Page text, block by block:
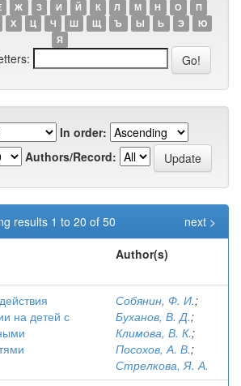
Ж З И Й К Л М Н О
П
Х Ц Ч Ш Щ Ъ Ы Ь Э
Ю
Я
In order:
Authors/Record:
results 1 to 20 of 50
next >
Author(s)
на детей с
Собянин, Ф. И.;
Буханов, В. Д.;
Климова, В. К.;
Посохов, А. В.;
Стрелкова, Я. А.